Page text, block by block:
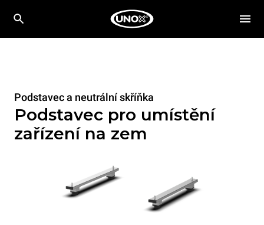
Podstavec a neutrální skříňka
Podstavec pro umístění
zařízení na zem